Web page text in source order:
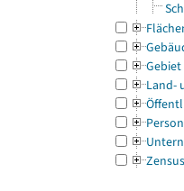
Gebiet
Land-
Zensus